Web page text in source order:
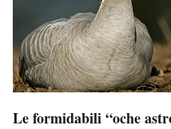
Le formidabili “oche